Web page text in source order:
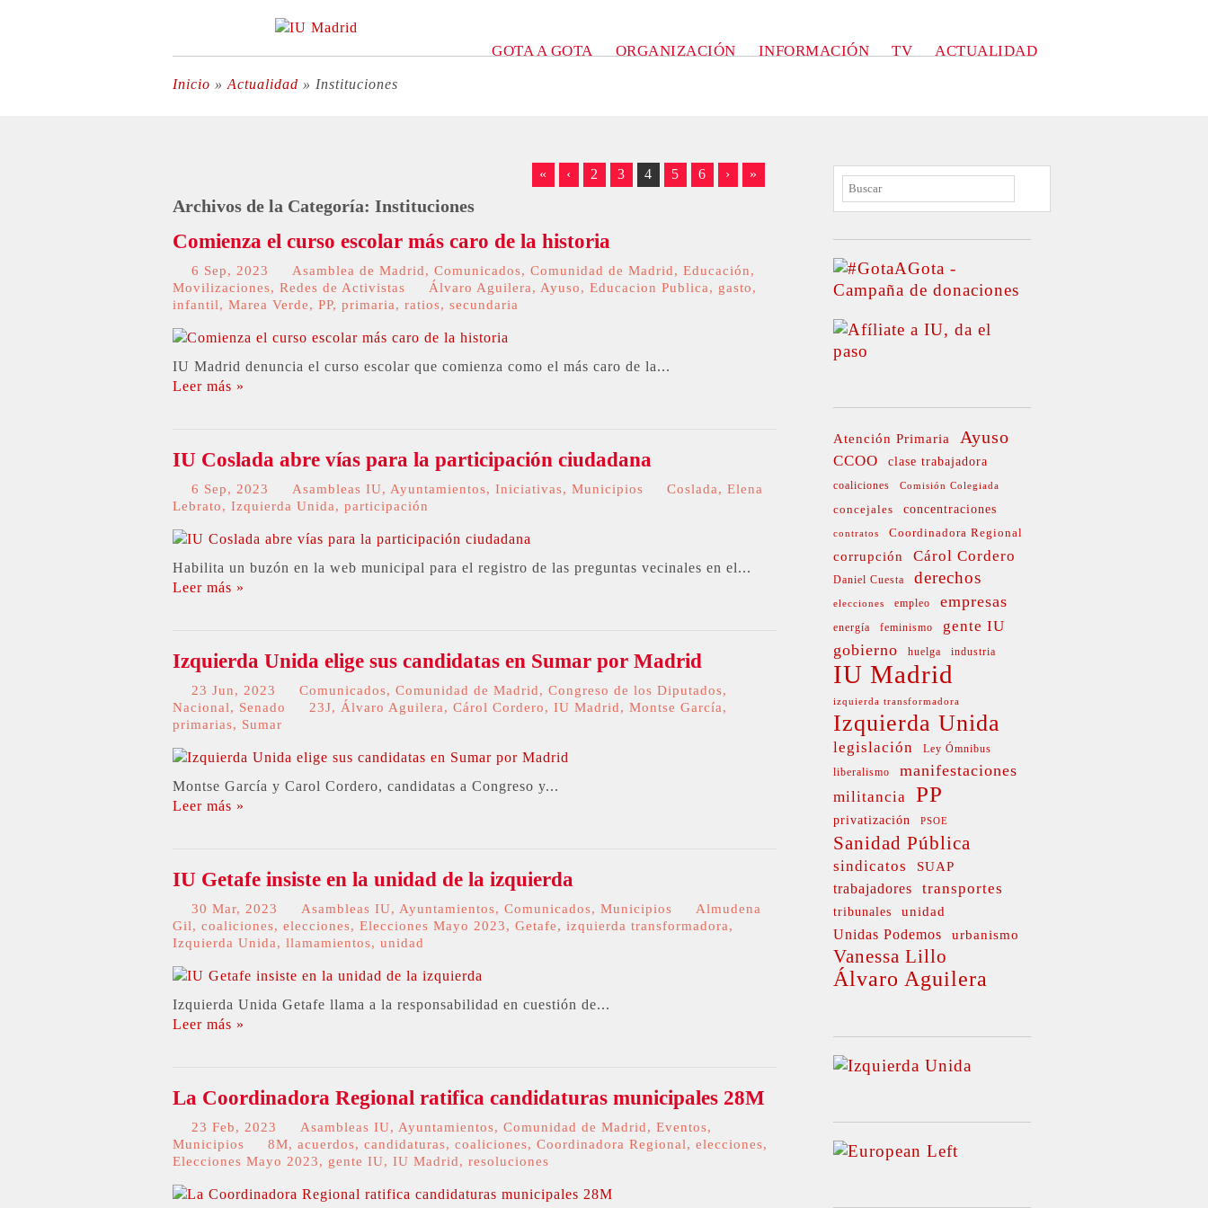
GOTA A GOTA ORGANIZACIÓN INFORMACIÓN TV
ACTUALIDAD
Inicio »Actualidad » Instituciones
« ‹ 2 3 4 5 6 › »
Archivos de la Categoría: Instituciones
Comienza el curso escolar más caro de la historia
6 Sep, 2023 Asamblea de Madrid, Comunicados, Comunidad de Madrid, Educación,
Movilizaciones, Redes de Activistas Álvaro Aguilera, Ayuso, Educacion Publica, gasto,
infantil, Marea Verde, PP, primaria, ratios, secundaria
IU Madrid denuncia el curso escolar que comienza como el más caro de la...
Leer más »
IU Coslada abre vías para la participación ciudadana
6 Sep, 2023 Asambleas IU, Ayuntamientos, Iniciativas, Municipios Coslada, Elena
Lebrato, Izquierda Unida, participación
Habilita un buzón en la web municipal para el registro de las preguntas vecinales en el...
Leer más »
Izquierda Unida elige sus candidatas en Sumar por Madrid
23 Jun, 2023 Comunicados, Comunidad de Madrid, Congreso de los Diputados,
Nacional, Senado 23J, Álvaro Aguilera, Cárol Cordero, IU Madrid, Montse García,
primarias, Sumar
Montse García y Carol Cordero, candidatas a Congreso y...
Leer más »
IU Getafe insiste en la unidad de la izquierda
30 Mar, 2023 Asambleas IU, Ayuntamientos, Comunicados, Municipios
Almudena
Gil, coaliciones, elecciones, Elecciones Mayo 2023, Getafe, izquierda transformadora,
Izquierda Unida, llamamientos, unidad
Izquierda Unida Getafe llama a la responsabilidad en cuestión de...
Leer más »
La Coordinadora Regional ratifica candidaturas municipales 28M
23 Feb, 2023 Asambleas IU, Ayuntamientos, Comunidad de Madrid, Eventos,
Municipios
8M, acuerdos, candidaturas, coaliciones, Coordinadora Regional, elecciones,
Elecciones Mayo 2023, gente IU, IU Madrid, resoluciones
BUSCAR
Atención Primaria Ayuso
CCOO clase trabajadora
coaliciones Comisión Colegiada
concejales concentraciones
contratos Coordinadora Regional
corrupción Cárol Cordero
Daniel Cuesta derechos
elecciones empleo empresas
energía feminismo gente IU
gobierno huelga industria
IU Madrid
izquierda transformadora
Izquierda Unida
legislación Ley Ómnibus
liberalismo manifestaciones
militancia PP
privatización PSOE
Sanidad Pública
sindicatos
SUAP
trabajadores
transportes
tribunales unidad
Unidas Podemos urbanismo
Vanessa Lillo
Álvaro Aguilera